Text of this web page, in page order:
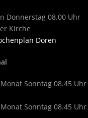
Donnerstag 08.00 Uhr
Kirche
Doren
Sonntag 08.45 Uhr
Sonntag 08.45 Uhr